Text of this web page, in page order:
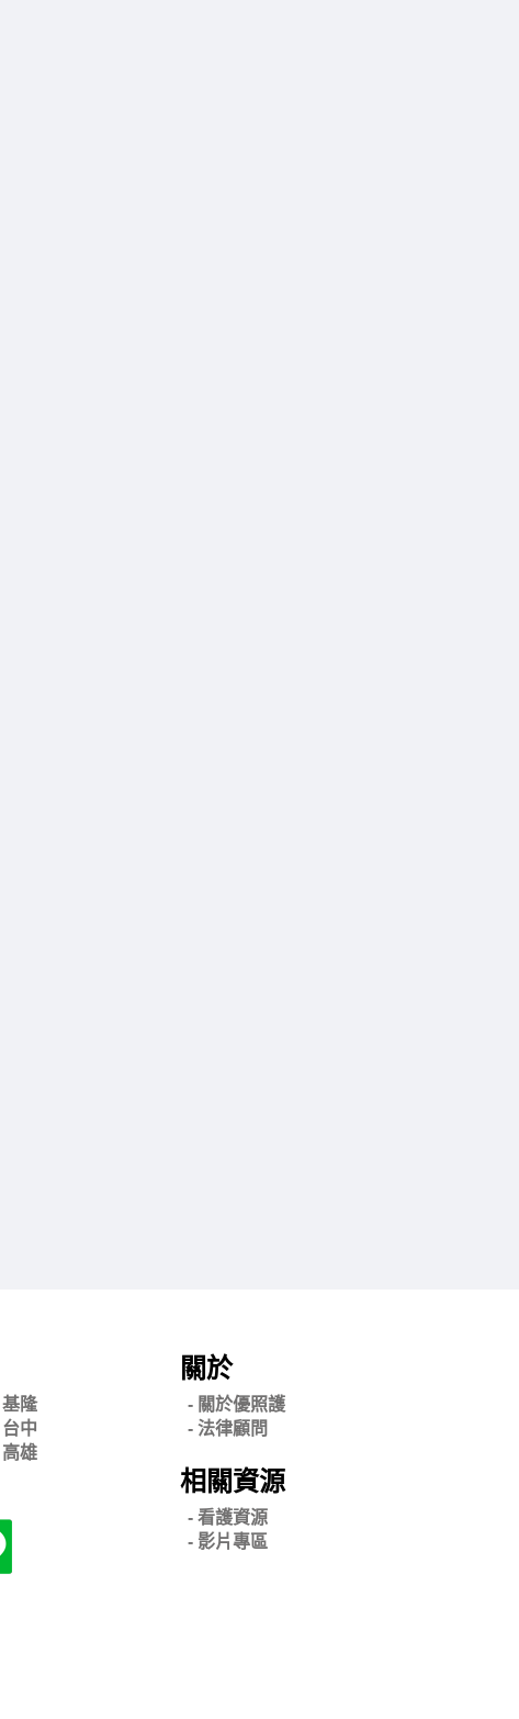
基隆
台中
高雄
關於
- 關於優照護
-法律顧問
相關資源
- 看護資源
- 影片專區